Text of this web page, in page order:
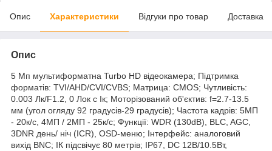
Опис Характеристики Відгуки про товар Доставка
Опис
5 Мп мультиформатна Turbo HD відеокамера; Підтримка
форматів: TVI/AHD/CVI/CVBS; Матрица: CMOS; Чутливість:
0.003 Лк/F1.2, 0 Лок c Ік; Моторізований об'єктив: f=2.7-13.5
мм (угол огляду 92 градусів-29 градусів); Частота кадрів: 5МП
- 20к/с, 4МП / 2МП - 25к/с; Функції: WDR (130dB), BLC, AGC,
3DNR день/ ніч (ICR), OSD-меню; Інтерфейс: аналоговий
вихід BNC; ІК підсвічує 80 метрів; IP67, DC 12В/10.5Вт,